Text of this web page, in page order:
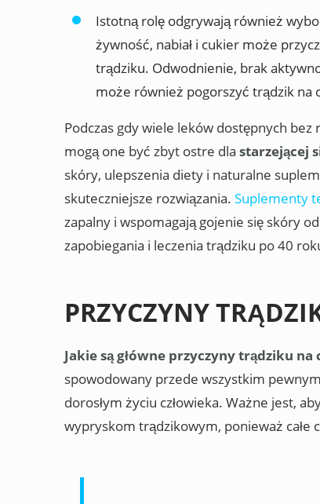
Istotną rolę odgrywają również
żywność, nabiał i cukier może
trądziku. Odwodnienie, brak
może również pogorszyć trądzik na
Podczas gdy wiele leków dostępnych
mogą one być zbyt ostre dla starzejącej
skóry, ulepszenia diety i naturalne
skuteczniejsze rozwiązania. Suplementy
zapalny i wspomagają gojenie się skóry
zapobiegania i leczenia trądziku po 40
PRZYCZYNY
Jakie są główne przyczyny trądziku na
spowodowany przede wszystkim
dorosłym życiu człowieka. Ważne jest,
wypryskom trądzikowym, ponieważ całe